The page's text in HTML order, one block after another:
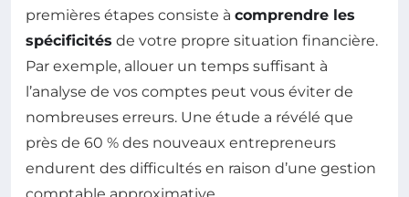
premières étapes consiste à comprendre les
spécificités de votre propre situation financière.
Par exemple, allouer un temps suffisant à
l’analyse de vos comptes peut vous éviter de
nombreuses erreurs. Une étude a révélé que
près de 60 % des nouveaux entrepreneurs
endurent des difficultés en raison d’une gestion